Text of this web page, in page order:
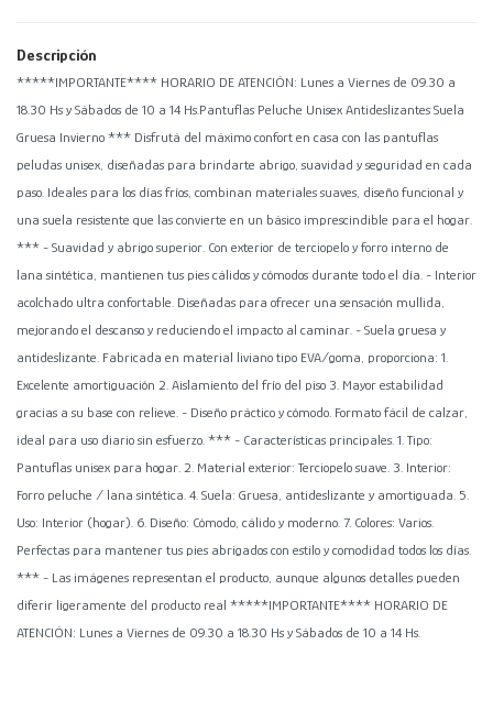
Descripción
*****IMPORTANTE**** HORARIO DE ATENCIÓN: Lunes a Viernes de 09.30 a
18.30 Hs y Sábados de 10 a 14 Hs.Pantuflas Peluche Unisex Antideslizantes Suela
Gruesa Invierno *** Disfrutá del máximo confort en casa con las pantuflas
peludas unisex, diseñadas para brindarte abrigo, suavidad y seguridad en cada
paso. Ideales para los días fríos, combinan materiales suaves, diseño funcional y
una suela resistente que las convierte en un básico imprescindible para el hogar.
*** - Suavidad y abrigo superior. Con exterior de terciopelo y forro interno de
lana sintética, mantienen tus pies cálidos y cómodos durante todo el día. - Interior
acolchado ultra confortable. Diseñadas para ofrecer una sensación mullida,
mejorando el descanso y reduciendo el impacto al caminar. - Suela gruesa y
antideslizante. Fabricada en material liviano tipo EVA/goma, proporciona: 1.
Excelente amortiguación 2. Aislamiento del frío del piso 3. Mayor estabilidad
gracias a su base con relieve. - Diseño práctico y cómodo. Formato fácil de calzar,
ideal para uso diario sin esfuerzo. *** - Características principales. 1. Tipo:
Pantuflas unisex para hogar. 2. Material exterior: Terciopelo suave. 3. Interior:
Forro peluche / lana sintética. 4. Suela: Gruesa, antideslizante y amortiguada. 5.
Uso: Interior (hogar). 6. Diseño: Cómodo, cálido y moderno. 7. Colores: Varios.
Perfectas para mantener tus pies abrigados con estilo y comodidad todos los días.
*** - Las imágenes representan el producto, aunque algunos detalles pueden
diferir ligeramente del producto real *****IMPORTANTE**** HORARIO DE
ATENCIÓN: Lunes a Viernes de 09.30 a 18.30 Hs y Sábados de 10 a 14 Hs.